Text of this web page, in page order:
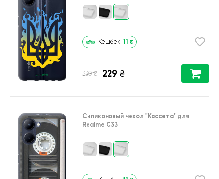
Кешбек 11 ₴
330 ₴ 229 ₴
Силиконовый чехол "Кассета" для
Realme C33